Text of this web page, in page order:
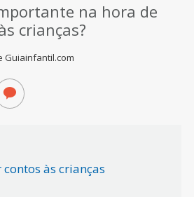
na hora de
crianças?
Guiainfantil.com
às crianças